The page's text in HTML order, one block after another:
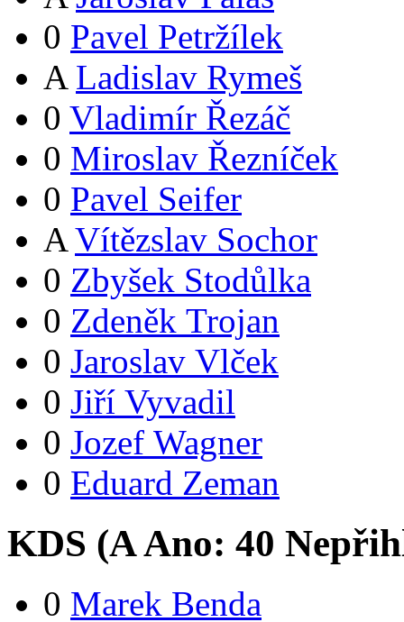
0 Pavel Petržílek
A Ladislav Rymeš
0 Vladimír Řezáč
0 Miroslav Řezníček
0 Pavel Seifer
A Vítězslav Sochor
0 Zbyšek Stodůlka
0 Zdeněk Trojan
0 Jaroslav Vlček
0 Jiří Vyvadil
0 Jozef Wagner
0 Eduard Zeman
KDS (AAno: 40
0 Marek Benda